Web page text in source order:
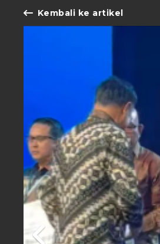
Kembali ke artikel